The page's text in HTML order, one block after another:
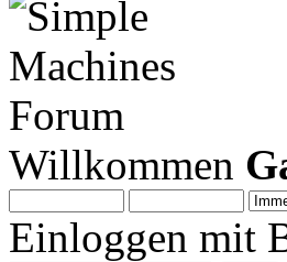
Willkommen
Einloggen mit